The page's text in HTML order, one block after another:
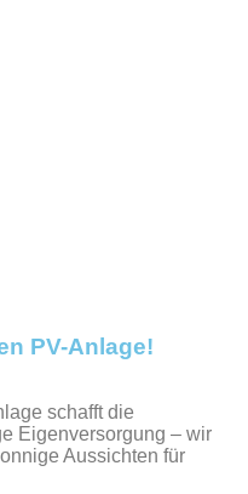
PV-Anlage!
schafft die
Eigenversorgung – wir
Aussichten für